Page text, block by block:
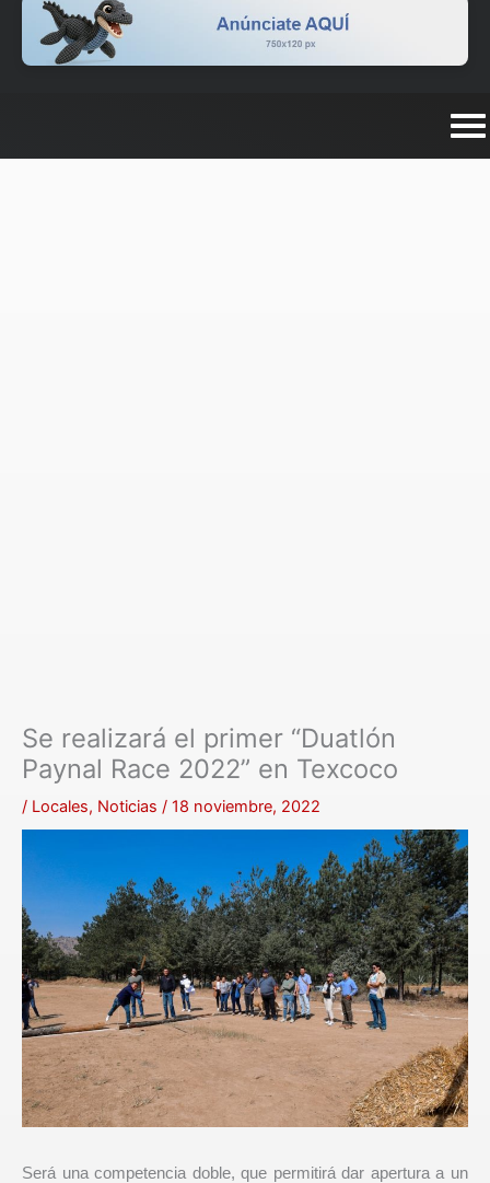
Se realizará el primer “Duatlón
Paynal Race 2022” en Texcoco
/ Locales, Noticias / 18 noviembre, 2022
Será una competencia doble, que permitirá dar apertura a un